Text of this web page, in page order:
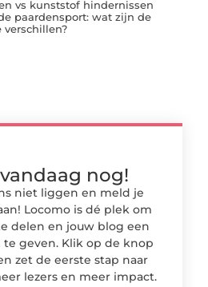
vs kunststof hindernissen
paardensport: wat zijn de
verschillen?
nog!
niet liggen en meld je
Locomo is dé plek om
delen en jouw blog een
geven. Klik op de knop
zet de eerste stap naar
lezers en meer impact.